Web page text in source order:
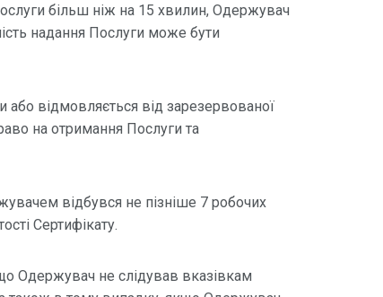
більш ніж на 15 хвилин, Одержувач
надання Послуги може бути
відмовляється від зарезервованої
на отримання Послуги та
відбувся не пізніше 7 робочих
Сертифікату.
Одержувач не слідував вказівкам